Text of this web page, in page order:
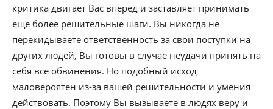
критика двигает Вас вперед и заставляет принимать
еще более решительные шаги. Вы никогда не
перекидываете ответственность за свои поступки на
других людей, Вы готовы в случае неудачи принять на
себя все обвинения. Но подобный исход
маловероятен из-за вашей решительности и умения
действовать. Поэтому Вы вызываете в людях веру и